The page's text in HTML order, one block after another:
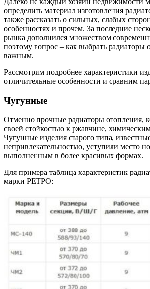
Далеко не каждый хозяин недвижимости
определить материал изготовления
также рассказать о сильных, слабых
особенностях и прочем. За последние
рынка дополнился множеством
поэтому вопрос – как выбрать радиаторы
важным.
Рассмотрим подробнее характеристики
отличительные особенности и сравним
Чугунные
Отменно прочные радиаторы отопления,
своей стойкостью к ржавчине,
Чугунные изделия старого типа,
непривлекательностью, уступили место
выполненным в более красивых формах.
Для примера таблица характеристик
марки РЕТРО: